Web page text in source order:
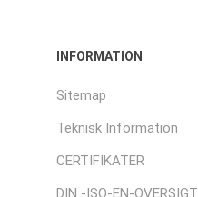
INFORMATION
Sitemap
Teknisk Information
CERTIFIKATER
DIN -ISO-EN-OVERSIGT